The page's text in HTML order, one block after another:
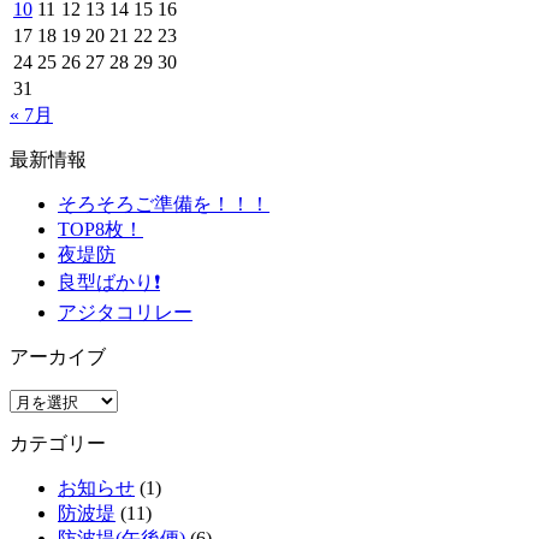
10 11 12 13 14 15 16
17 18 19 20 21 22 23
24 25 26 27 28 29 30
31
« 7月
最新情報
そろそろご準備を！！！
TOP8枚！
夜堤防
良型ばかり❗️
アジタコリレー
アーカイブ
ア
カ
カテゴリー
お知らせ (1)
防波堤 (11)